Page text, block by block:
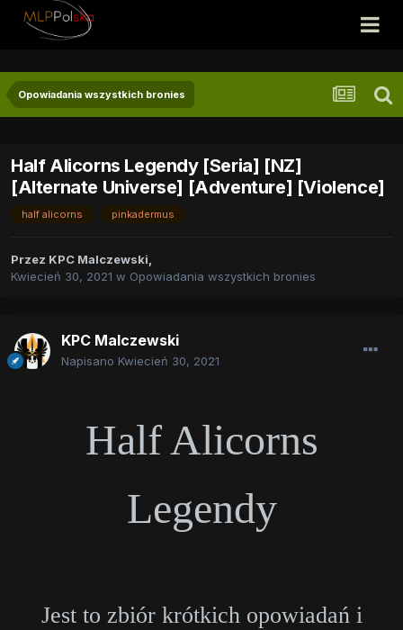
Opowiadania wszystkich bronies
Half Alicorns Legendy [Seria] [NZ]
[Alternate Universe] [Adventure] [Violence]
half alicorns pinkadermus
Przez KPC Malczewski,
Kwiecień 30, 2021 w Opowiadania wszystkich bronies
KPC Malczewski
Napisano Kwiecień 30, 2021
Half Alicorns
Legendy
Jest to zbiór krótkich opowiadań i